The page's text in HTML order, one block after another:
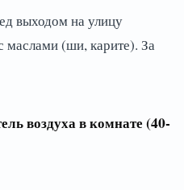
выходом на улицу
маслами (ши, карите). За
воздуха в комнате (40-